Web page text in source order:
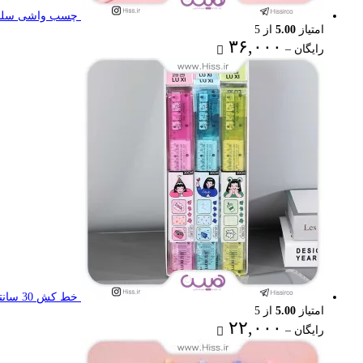
چسب واشی
امتیاز 5.00 از 5
رایگان – ۳۶,۰۰۰
رایگان
through
۳۶,۰۰۰ تومان
خط کش 30 سانتی تاشو
امتیاز 5.00 از 5
رایگان – ۲۲,۰۰۰
رایگان